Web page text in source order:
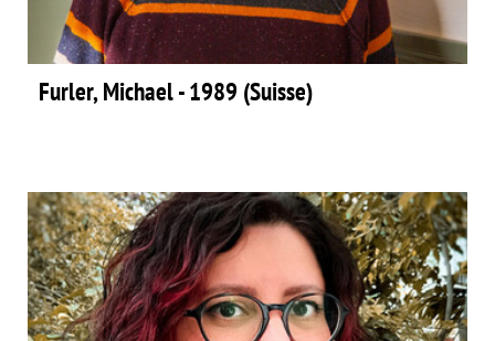
Furler, Michael - 1989 (Suisse)